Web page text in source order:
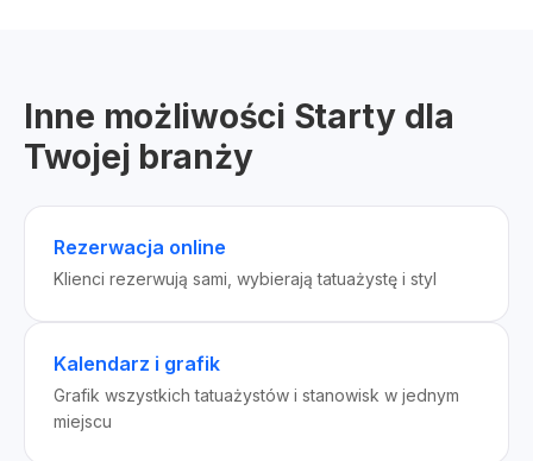
Inne możliwości Starty dla
Twojej branży
Rezerwacja online
Klienci rezerwują sami, wybierają tatuażystę i styl
Kalendarz i grafik
Grafik wszystkich tatuażystów i stanowisk w jednym
miejscu